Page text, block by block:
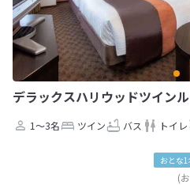
デラックスハリウッドツインル
1～3名 ツイン バス トイレ
おとな1
(